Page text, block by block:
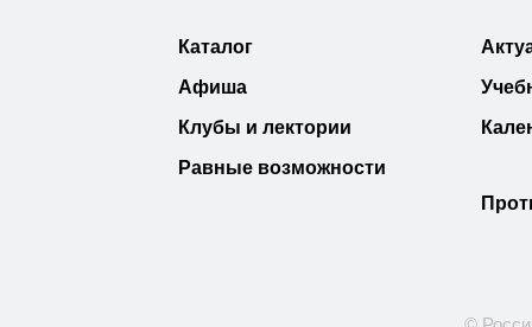
Каталог
Афиша
Клубы и лектории
Равные возможности